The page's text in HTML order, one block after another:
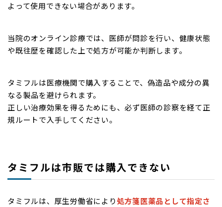
よって使用できない場合があります。
当院のオンライン診療では、医師が問診を行い、健康状態
や既往歴を確認した上で処方が可能か判断します。
タミフルは医療機関で購入することで、偽造品や成分の異
なる製品を避けられます。
正しい治療効果を得るためにも、必ず医師の診察を経て正
規ルートで入手してください。
タミフルは市販では購入できない
タミフルは、厚生労働省により処方箋医薬品として指定さ